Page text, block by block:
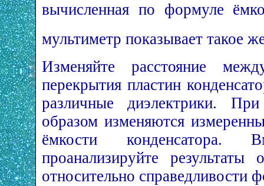
вычисленная по формуле
мультиметр показывает такое
Изменяйте расстояние
перекрытия пластин
различные диэлектрики.
образом изменяются
ёмкости конденсатора.
проанализируйте
относительно справедливости